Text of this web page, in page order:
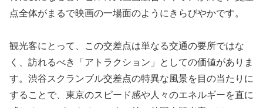
点全体がまるで映画の一場面のようにきらびやかです。
観光客にとって、この交差点は単なる交通の要所ではな
く、訪れるべき「アトラクション」としての価値がありま
す。渋谷スクランブル交差点の特異な風景を目の当たりに
することで、東京のスピード感や人々のエネルギーを直に